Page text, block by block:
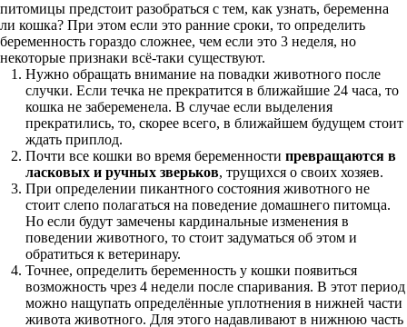
питомицы предстоит разобраться с тем, как узнать, беременна
ли кошка? При этом если это ранние сроки, то определить
беременность гораздо сложнее, чем если это 3 неделя, но
некоторые признаки всё-таки существуют.
Нужно обращать внимание на повадки животного после
случки. Если течка не прекратится в ближайшие 24 часа, то
кошка не забеременела. В случае если выделения
прекратились, то, скорее всего, в ближайшем будущем стоит
ждать приплод.
Почти все кошки во время беременности превращаются в
ласковых и ручных зверьков, трущихся о своих хозяев.
При определении пикантного состояния животного не
стоит слепо полагаться на поведение домашнего питомца.
Но если будут замечены кардинальные изменения в
поведении животного, то стоит задуматься об этом и
обратиться к ветеринару.
Точнее, определить беременность у кошки появиться
возможность чрез 4 недели после спаривания. В этот период
можно нащупать определённые уплотнения в нижней части
живота животного. Для этого надавливают в нижнюю часть